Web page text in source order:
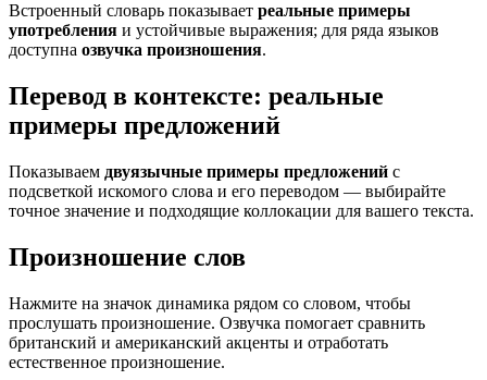
Встроенный словарь показывает реальные примеры
употребления и устойчивые выражения; для ряда языков
доступна озвучка произношения.
Перевод в контексте: реальные
примеры предложений
Показываем двуязычные примеры предложений с
подсветкой искомого слова и его переводом — выбирайте
точное значение и подходящие коллокации для вашего текста.
Произношение слов
Нажмите на значок динамика рядом со словом, чтобы
прослушать произношение. Озвучка помогает сравнить
британский и американский акценты и отработать
естественное произношение.